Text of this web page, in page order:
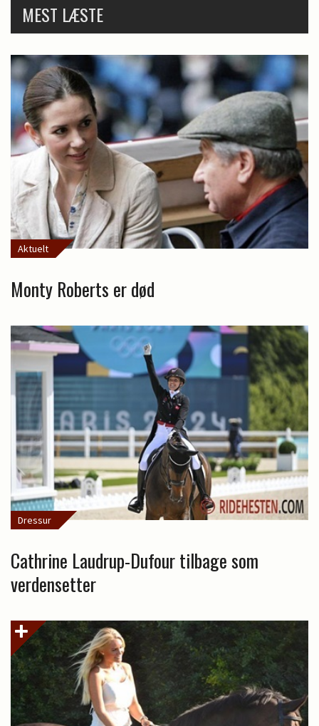
MEST LÆSTE
Aktuelt
Monty Roberts er død
Dressur
Cathrine Laudrup-Dufour tilbage som
verdensetter